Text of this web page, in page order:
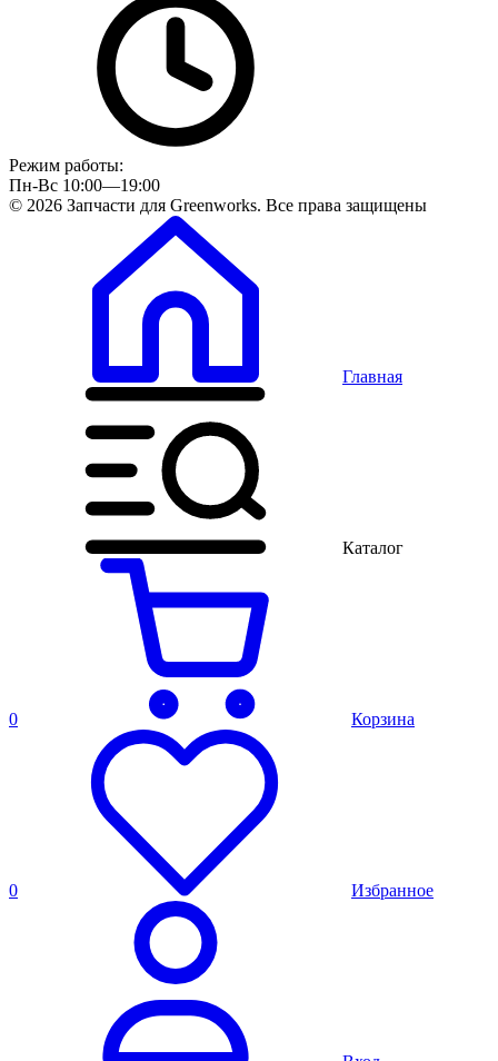
Режим работы:
Пн-Вс 10:00—19:00
© 2026 Запчасти для Greenworks. Все права защищены
Главная
Каталог
0 Корзина
0 Избранное